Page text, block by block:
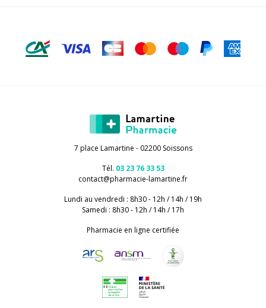
7 place Lamartine - 02200 Soissons
Tél. 03 23 76 33 53
contact@pharmacie-lamartine.fr
Lundi au vendredi : 8h30 - 12h / 14h / 19h
Samedi : 8h30 - 12h / 14h / 17h
Pharmacie en ligne certifiée